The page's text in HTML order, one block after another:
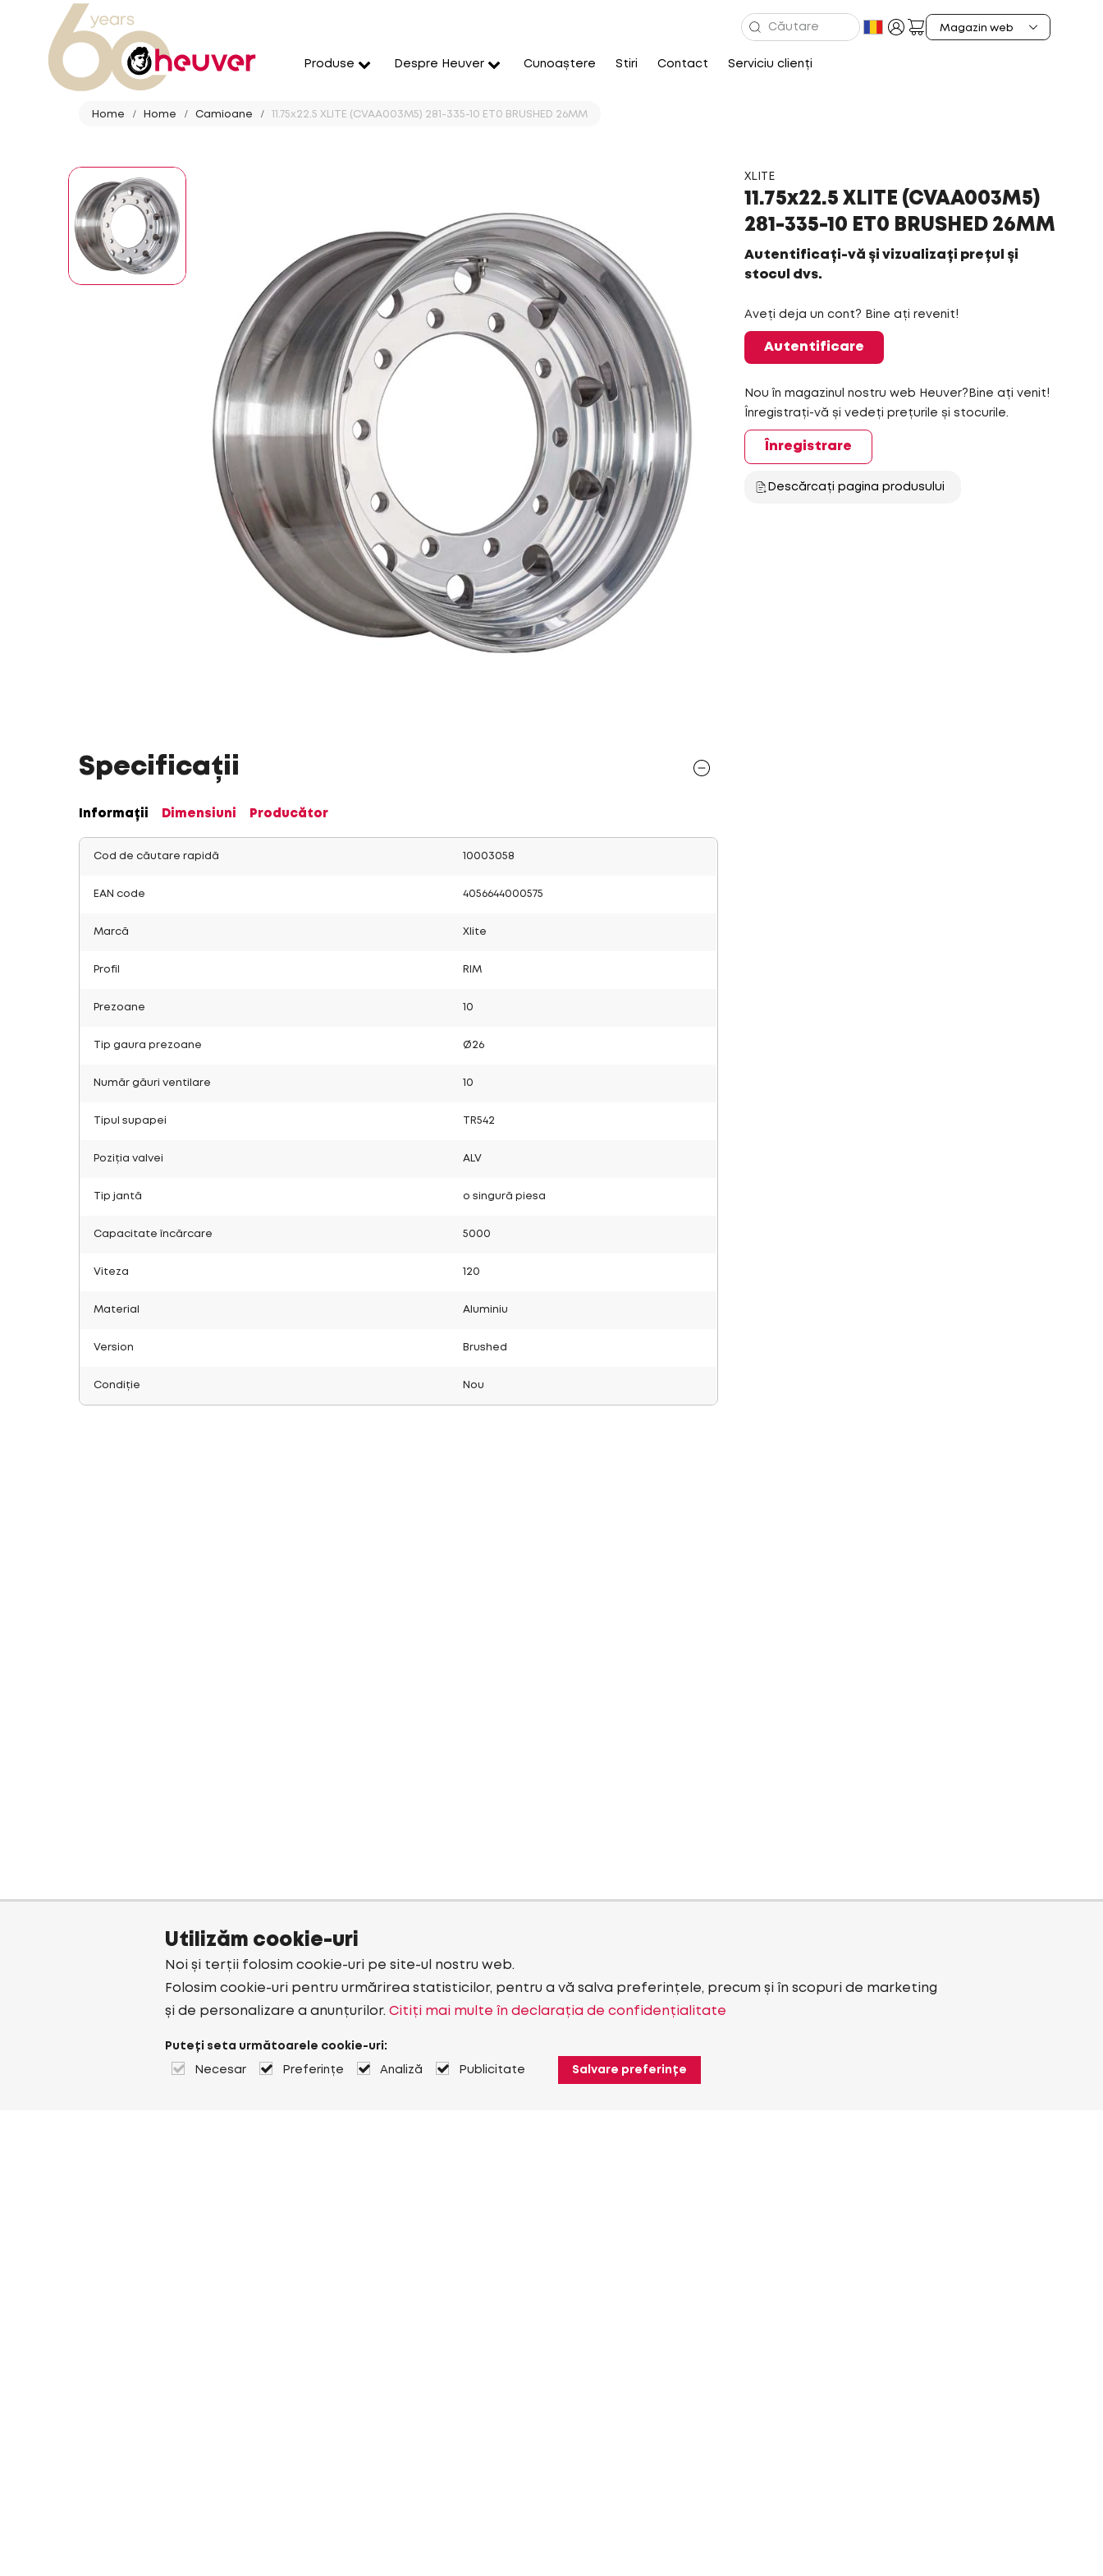
Produse Despre Heuver Cunoaștere Stiri Contact Serviciu clienți
Home Home Camioane 11.75x22.5 XLITE (CVAA003M5) 281-335-10 ET0 BRUSHED 26MM
XLITE
11.75x22.5 XLITE (CVAA003M5)
281-335-10 ET0 BRUSHED 26MM
Autentificați-vă și vizualizați prețul și
stocul dvs.
Aveți deja un cont? Bine ați revenit!
Autentificare
Nou în magazinul nostru web Heuver?Bine ați venit!
Înregistrați-vă și vedeți prețurile și stocurile.
Înregistrare
Descărcați pagina produsului
Specificații
Informații Dimensiuni Producător
Cod de căutare rapidă 10003058
EAN code 4056644000575
Marcă Xlite
Profil RIM
Prezoane 10
Tip gaura prezoane Ø26
Număr găuri ventilare 10
Tipul supapei TR542
Poziția valvei ALV
Tip jantă o singură piesa
Capacitate încărcare 5000
Viteza 120
Material Aluminiu
Version Brushed
Condiție Nou
Utilizăm cookie-uri
Noi și terții folosim cookie-uri pe site-ul nostru web.
Folosim cookie-uri pentru urmărirea statisticilor, pentru a vă salva preferințele, precum și în scopuri de marketing
și de personalizare a anunțurilor. Citiți mai multe în declarația de confidențialitate
Puteți seta următoarele cookie-uri:
Necesar Preferințe Analiză Publicitate Salvare preferințe